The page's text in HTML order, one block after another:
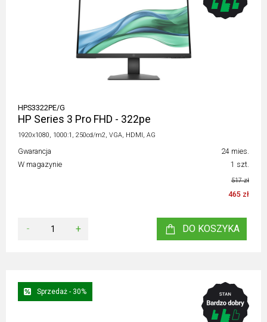
HPS3322PE/G
HP Series 3 Pro FHD - 322pe
1920x1080, 1000:1, 250cd/m2, VGA, HDMI, AG
Gwarancja
24 mies.
W magazynie
1 szt.
517 zł
465 zł
- + DO KOSZYKA
Sprzedaż - 30%